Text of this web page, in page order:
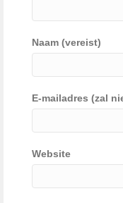
Naam (vereist)
E-mailadres (zal
Website